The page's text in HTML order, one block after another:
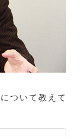
ついて教えて